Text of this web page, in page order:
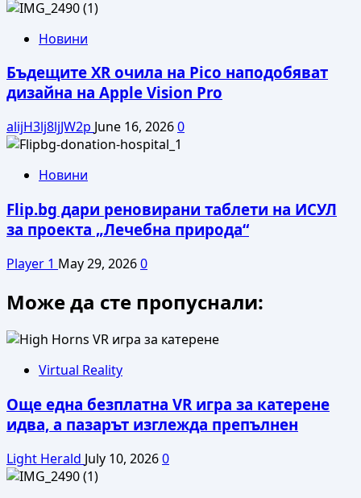
Новини
Бъдещите XR очила на Pico наподобяват
дизайна на Apple Vision Pro
alijH3lj8ljJW2p June 16, 20260
Новини
Flip.bg дари реновирани таблети на ИСУЛ
за проекта „Лечебна природа“
Player 1 May 29, 20260
Може да сте пропуснали:
Virtual Reality
Още една безплатна VR игра за катерене
идва, а пазарът изглежда препълнен
Light Herald July 10, 20260